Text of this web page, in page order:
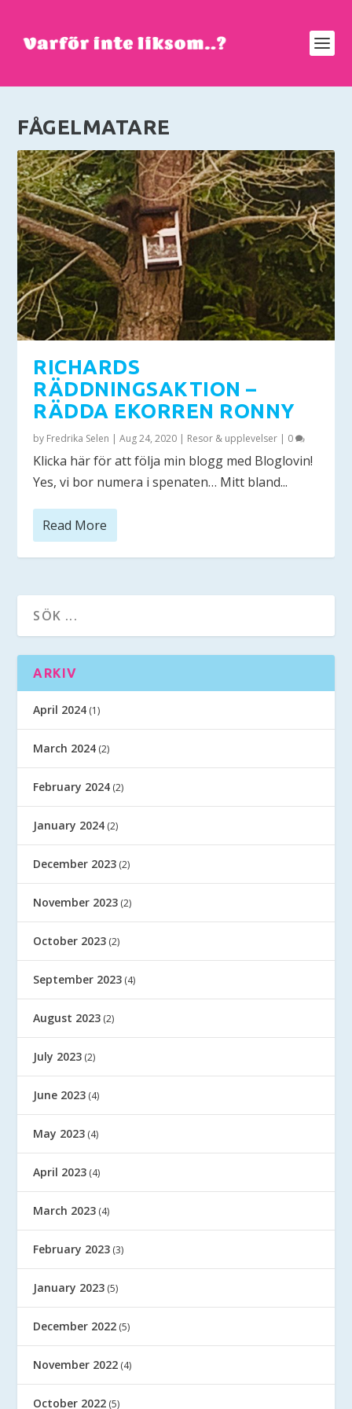
FÅGELMATARE
RICHARDS
RÄDDNINGSAKTION –
RÄDDA EKORREN RONNY
by Fredrika Selen |Aug 24, 2020 | Resor & upplevelser | 0
Klicka här för att följa min blogg med Bloglovin!
Yes, vi bor numera i spenaten… Mitt bland...
Read More
ARKIV
April 2024 (1)
March 2024 (2)
February 2024 (2)
January 2024 (2)
December 2023 (2)
November 2023 (2)
October 2023 (2)
September 2023 (4)
August 2023 (2)
July 2023 (2)
June 2023 (4)
May 2023 (4)
April 2023 (4)
March 2023 (4)
February 2023 (3)
January 2023 (5)
December 2022 (5)
November 2022 (4)
October 2022 (5)